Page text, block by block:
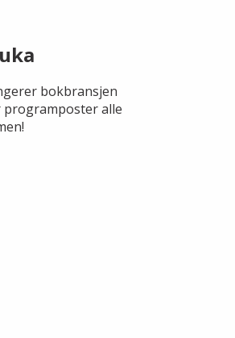
bokbransjen
programposter alle